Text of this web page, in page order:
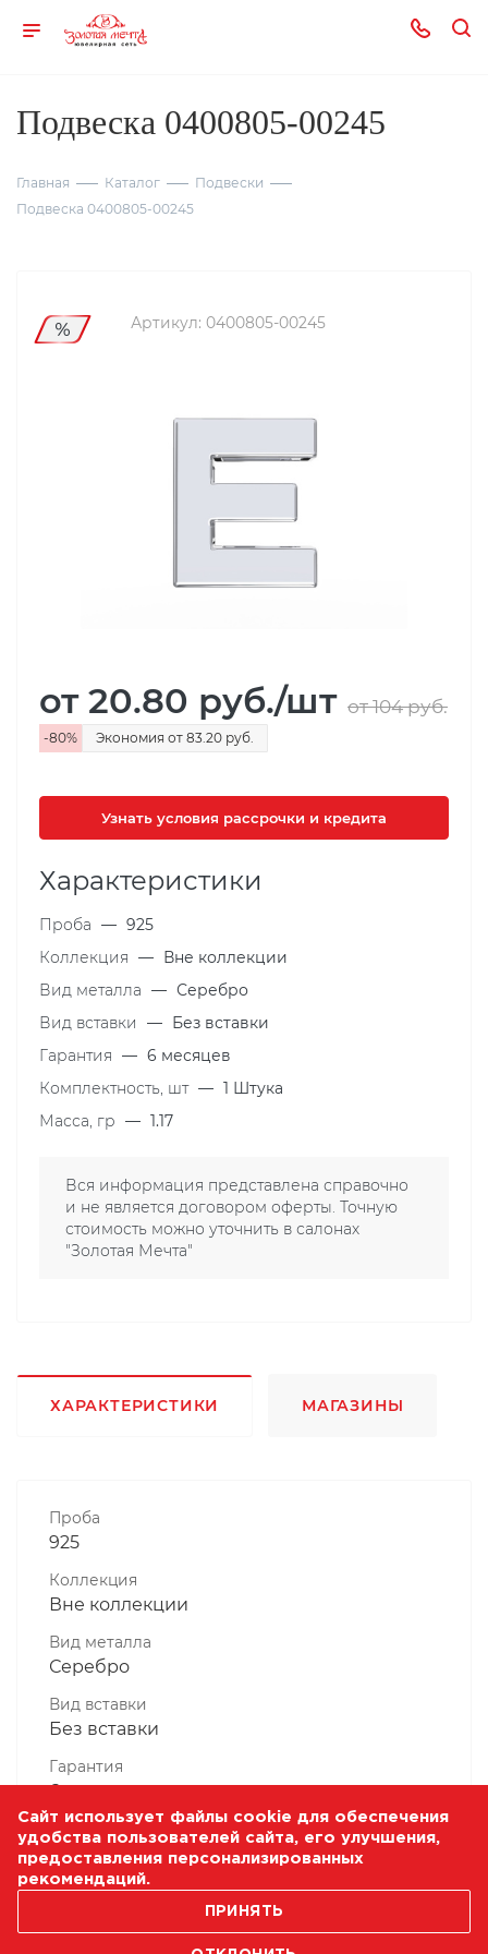
Подвеска 0400805-00245
Главная Каталог
Подвески
Подвеска 0400805-00245
Артикул: 0400805-00245
от 20.80 руб./шт от 104руб.
-80% Экономия от 83.20 руб.
Узнать условия рассрочки и кредита
Характеристики
Проба — 925
Коллекция — Вне коллекции
Вид металла — Серебро
Вид вставки
— Без вставки
Гарантия — 6 месяцев
Комплектность, шт — 1 Штука
Масса, гр — 1.17
Вся информация представлена справочно
и не является договором оферты. Точную
стоимость можно уточнить в салонах
"Золотая Мечта"
ХАРАКТЕРИСТИКИ МАГАЗИНЫ
Проба
925
Коллекция
Вне коллекции
Вид металла
Серебро
Вид вставки
Без вставки
Гарантия
6 месяцев
Комплектность, шт
1 Штука
Масса, гр
Сайт использует файлы cookie для обеспечения
удобства пользователей сайта, его улучшения,
предоставления персонализированных
рекомендаций.
ПРИНЯТЬ